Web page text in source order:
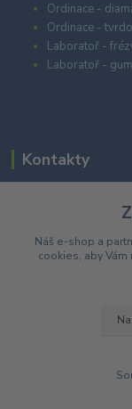
Ordinace -
Ordinace -
Laboratoř -
Laboratoř -
Kontakty
©
Náš e-shop a
cookies, aby